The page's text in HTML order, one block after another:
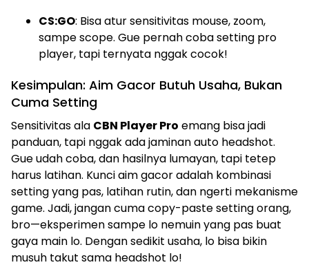
CS:GO: Bisa atur sensitivitas mouse, zoom,
sampe scope. Gue pernah coba setting pro
player, tapi ternyata nggak cocok!
Kesimpulan: Aim Gacor Butuh Usaha, Bukan
Cuma Setting
Sensitivitas ala CBN Player Pro emang bisa jadi
panduan, tapi nggak ada jaminan auto headshot.
Gue udah coba, dan hasilnya lumayan, tapi tetep
harus latihan. Kunci aim gacor adalah kombinasi
setting yang pas, latihan rutin, dan ngerti mekanisme
game. Jadi, jangan cuma copy-paste setting orang,
bro—eksperimen sampe lo nemuin yang pas buat
gaya main lo. Dengan sedikit usaha, lo bisa bikin
musuh takut sama headshot lo!